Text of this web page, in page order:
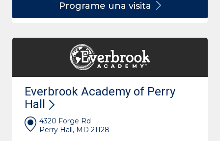
Programe una visita
Everbrook Academy of Perry
Hall
4320 Forge Rd
Perry Hall, MD 21128